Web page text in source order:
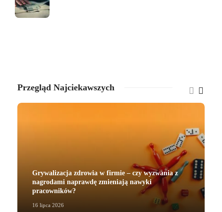
Przegląd Najciekawszych
Grywalizacja zdrowia w firmie – czy wyzwania z
nagrodami naprawdę zmieniają nawyki
pracowników?
16 lipca 2026